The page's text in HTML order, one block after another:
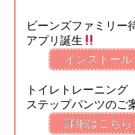
ビーンズファミリー
アプリ誕生
インストール
トイレトレーニング
ステップパンツのご
詳細はこちら